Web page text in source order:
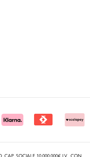
CAP. SOCIALE 10.000.000€ I.V., CON